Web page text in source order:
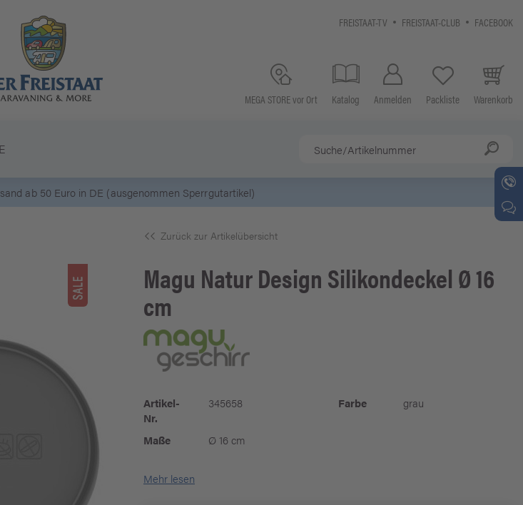
FREISTAAT-TV FREISTAAT-CLUB FACEBOOK
MEGA STORE vor Ort Katalog Anmelden Packliste Warenkorb
bei Newsletter-Anmeldung
Zurück zur Artikelübersicht
Magu Natur DesignSilikondeckel Ø 16
cm
Artikel-
Nr.
345658 Farbe grau
Maße Ø 16 cm
Mehr lesen